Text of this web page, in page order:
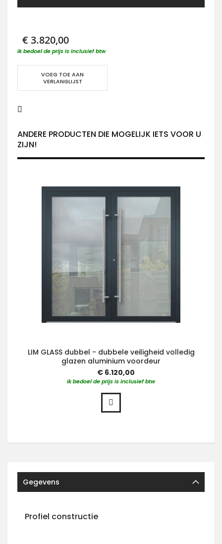
€ 3.820,00
ik bedoel de prijs is inclusief btw
VOEG TOE AAN
VERLANGLIJST
ANDERE PRODUCTEN DIE MOGELIJK IETS VOOR U
ZIJN!
LIM GLASS dubbel - dubbele veiligheid volledig
glazen aluminium voordeur
€ 6.120,00
ik bedoel de prijs is inclusief btw
Gegevens